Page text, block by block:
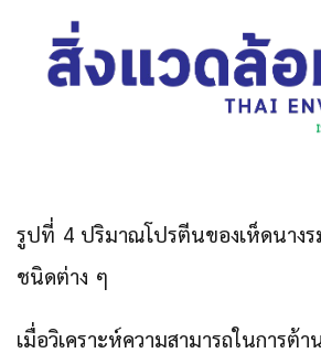
รูปที่ 4 ปริมาณโปรตีนของเห็ดนางร
ชนิดต่าง ๆ
เมื่อวิเคราะห์ความสามารถในการต้